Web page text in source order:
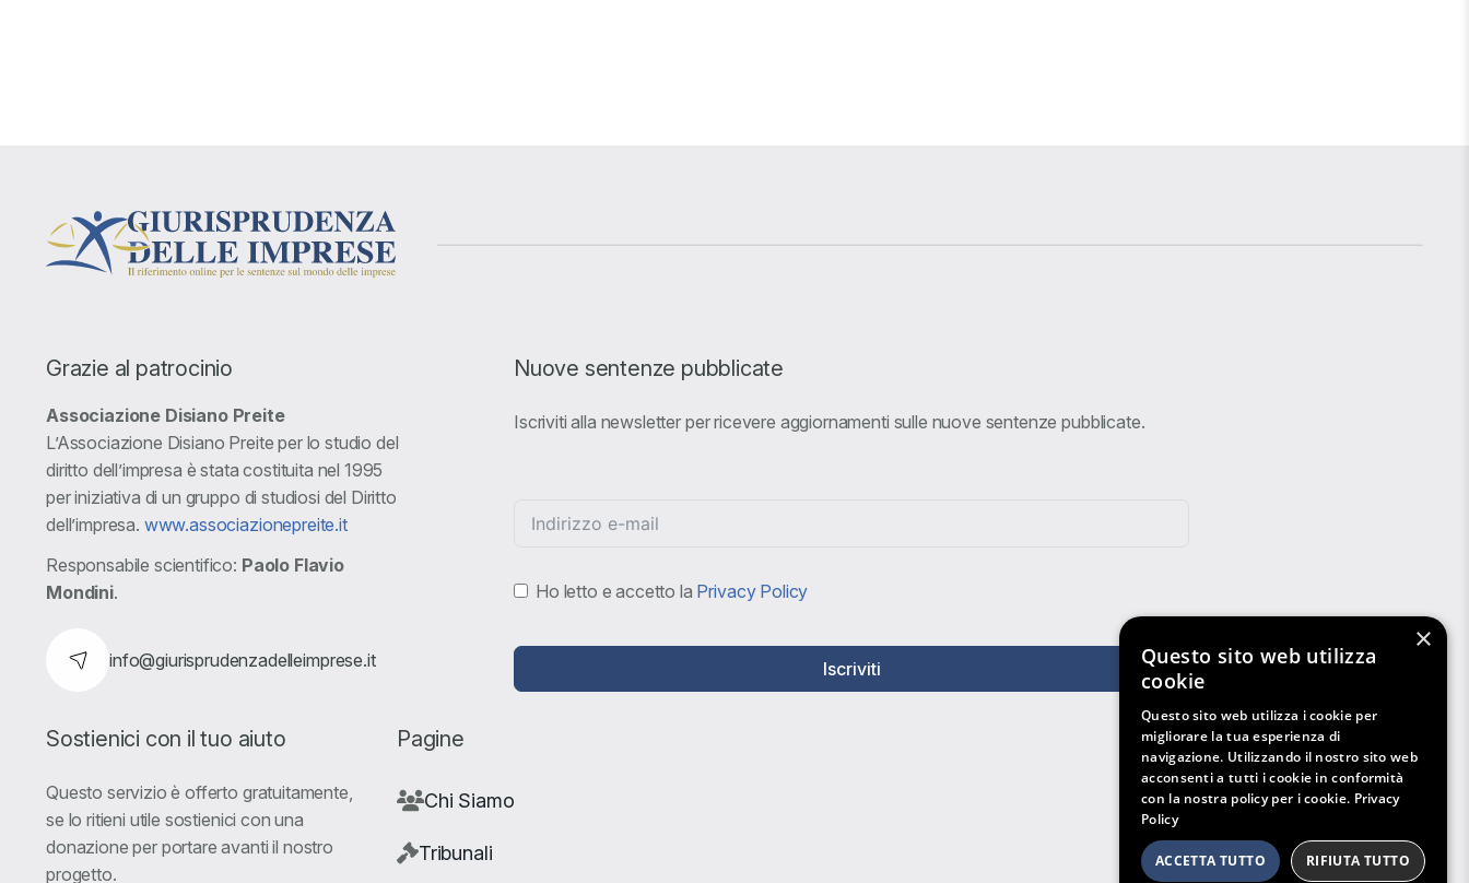
Grazie al patrocinio
Associazione Disiano Preite
L’Associazione Disiano Preite per lo studio del
diritto dell’impresa è stata costituita nel 1995
per iniziativa di un gruppo di studiosi del Diritto
dell’impresa. www.associazionepreite.it
Responsabile scientifico: Paolo Flavio
Mondini.
info@giurisprudenzadelleimprese.it
Nuove sentenze pubblicate
Iscriviti alla newsletter per ricevere aggiornamenti sulle nuove sentenze pubblicate.
Ho letto e accetto la Privacy Policy
Iscriviti
Sostienici con il tuo aiuto
Questo servizio è offerto gratuitamente,
se lo ritieni utile sostienici con una
donazione per portare avanti il nostro
progetto.
Pagine
Chi Siamo
Tribunali
×
Questo sito web utilizza
cookie
Questo sito web utilizza i cookie per
migliorare la tua esperienza di
navigazione. Utilizzando il nostro sito web
acconsenti a tutti i cookie in conformità
con la nostra policy per i cookie. Privacy
Policy
ACCETTA TUTTO RIFIUTA TUTTO